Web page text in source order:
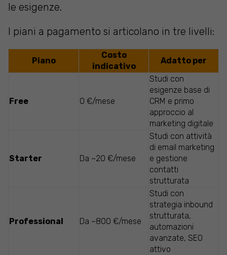
le esigenze.
I piani a pagamento si articolano in tre livelli:
Piano
Costo
indicativo
Adatto per
Free 0 €/mese
Studi con
esigenze base di
CRM e primo
approccio al
marketing digitale
Starter Da ~20 €/mese
Studi con attività
di email marketing
e gestione
contatti
strutturata
Professional Da ~800 €/mese
Studi con
strategia inbound
strutturata,
automazioni
avanzate, SEO
attivo